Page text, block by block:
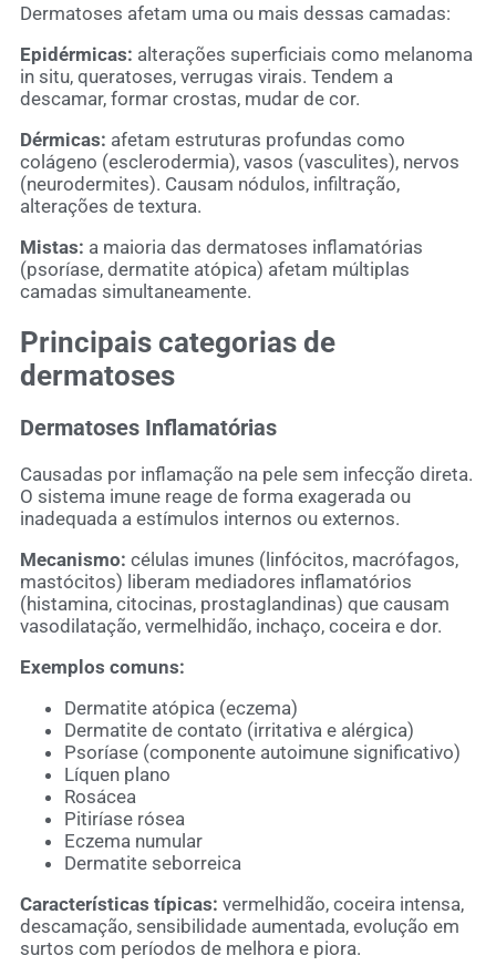
Dermatoses afetam uma ou mais dessas camadas:
Epidérmicas: alterações superficiais como melanoma
in situ, queratoses, verrugas virais. Tendem a
descamar, formar crostas, mudar de cor.
Dérmicas: afetam estruturas profundas como
colágeno (esclerodermia), vasos (vasculites), nervos
(neurodermites). Causam nódulos, infiltração,
alterações de textura.
Mistas: a maioria das dermatoses inflamatórias
(psoríase, dermatite atópica) afetam múltiplas
camadas simultaneamente.
Principais categorias de
dermatoses
Dermatoses Inflamatórias
Causadas por inflamação na pele sem infecção direta.
O sistema imune reage de forma exagerada ou
inadequada a estímulos internos ou externos.
Mecanismo: células imunes (linfócitos, macrófagos,
mastócitos) liberam mediadores inflamatórios
(histamina, citocinas, prostaglandinas) que causam
vasodilatação, vermelhidão, inchaço, coceira e dor.
Exemplos comuns:
Dermatite atópica (eczema)
Dermatite de contato (irritativa e alérgica)
Psoríase (componente autoimune significativo)
Líquen plano
Rosácea
Pitiríase rósea
Eczema numular
Dermatite seborreica
Características típicas: vermelhidão, coceira intensa,
descamação, sensibilidade aumentada, evolução em
surtos com períodos de melhora e piora.